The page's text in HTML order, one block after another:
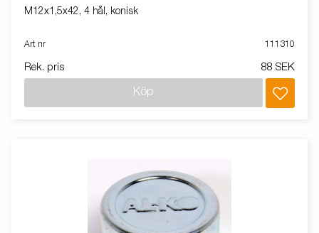
M12x1,5x42, 4 hål, konisk
Art nr 111310
Rek. pris 88 SEK
Köp